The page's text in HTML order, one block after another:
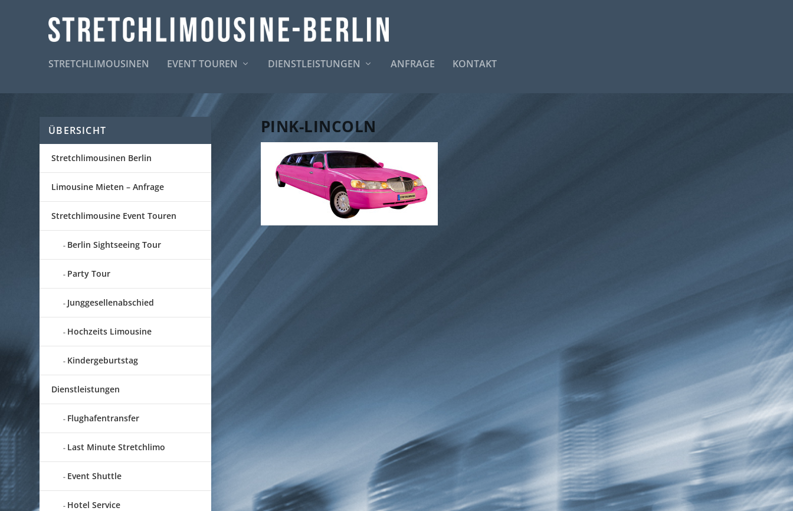
STRETCHLIMOUSINEN EVENT TOUREN DIENSTLEISTUNGEN ANFRAGE KONTAKT
PINK-LINCOLN
ÜBERSICHT
Stretchlimousinen Berlin
Limousine Mieten – Anfrage
Stretchlimousine Event Touren
Berlin Sightseeing Tour
Party Tour
Junggesellenabschied
Hochzeits Limousine
Kindergeburtstag
Dienstleistungen
Flughafentransfer
Last Minute Stretchlimo
Event Shuttle
Hotel Service